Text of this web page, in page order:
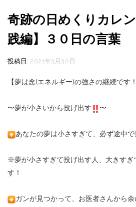
奇跡の日めくりカレ
践編】３０日の言葉
投稿日: 2021年3月30日
【夢は念(エネルギー)の強さの継続です！
〜夢が小さいから投げ出す 〜
あなたの夢は小さすぎて、必ず途中で
※夢が小さすぎて投げ出す人、大きすぎ
す！
ガンが見つかって、お医者さんから